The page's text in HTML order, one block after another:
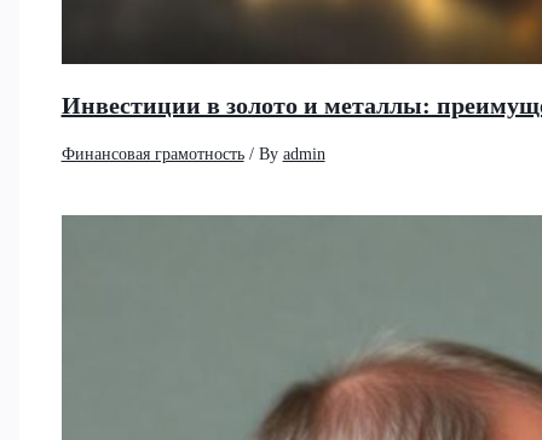
Инвестиции в золото и металлы:
Финансовая грамотность/ By admin